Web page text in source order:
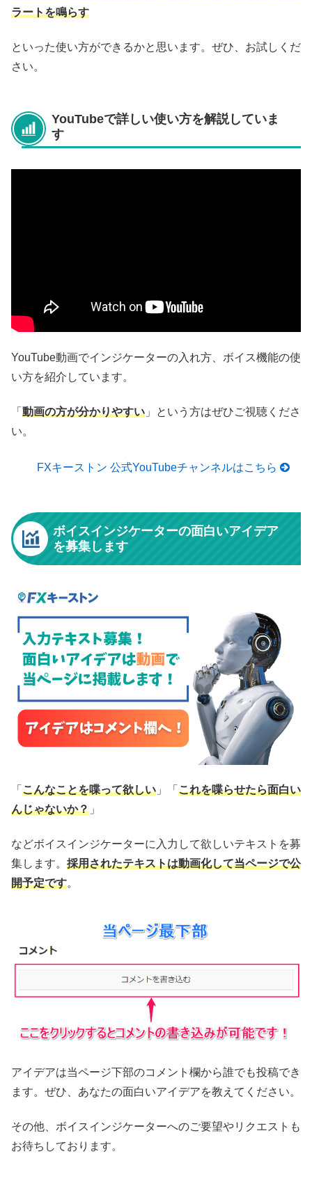
ラートを鳴らす
といった使い方ができるかと思います。ぜひ、お試しくだ
さい。
YouTubeで詳しい使い方を解説していま
す
YouTube動画でインジケーターの入れ方、ボイス機能の使
い方を紹介しています。
「 動画の方が分かりやすい 」という方はぜひご視聴くださ
い。
FXキーストン 公式YouTubeチャンネルはこちら
ボイスインジケーターの面白いアイデア
を募集します
「 こんなことを喋って欲しい 」「 これを喋らせたら面白い
んじゃないか？ 」
などボイスインジケーターに入力して欲しいテキストを募
集します。 採用されたテキストは動画化して当ページで公
開予定です。
アイデアは当ページ下部のコメント欄から誰でも投稿でき
ます。ぜひ、あなたの面白いアイデアを教えてください。
その他、ボイスインジケーターへのご要望やリクエストも
お待ちしております。